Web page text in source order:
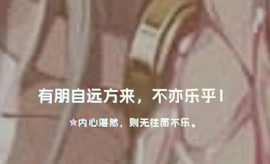
有朋自远方来，不亦乐乎！
内心湛然，则无往而不乐。